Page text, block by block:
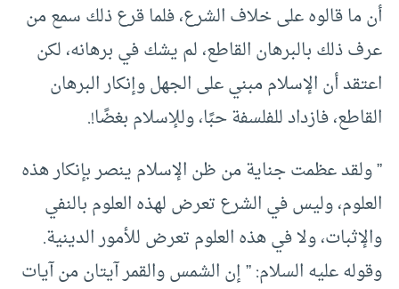
أن ما قالوه على خلاف الشرع، فلما قرع ذلك سمع من
عرف ذلك بالبرهان القاطع، لم يشك في برهانه، لكن
اعتقد أن الإسلام مبني على الجهل وإنكار البرهان
القاطع، فازداد للفلسفة حبًا، وللإسلام بغضًا!.
” ولقد عظمت جناية من ظن الإسلام ينصر بإنكار هذه
العلوم، وليس في الشرع تعرض لهذه العلوم بالنفي
والإثبات، ولا في هذه العلوم تعرض للأمور الدينية.
وقوله عليه السلام: ” إن الشمس والقمر آيتان من آيات